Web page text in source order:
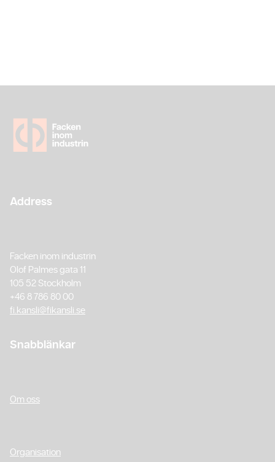
Address
Facken inom industrin
Olof Palmes gata 11
105 52 Stockholm
+46 8 786 80 00
fi.kansli@fikansli.se
Snabblänkar
Om oss
Organisation